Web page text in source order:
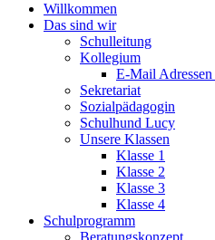
Willkommen
Das sind wir
Schulleitung
Kollegium
E-Mail
Sekretariat
Sozialpädagogin
Schulhund Lucy
Unsere Klassen
Klasse 1
Klasse 2
Klasse 3
Klasse 4
Schulprogramm
Beratungskonzept